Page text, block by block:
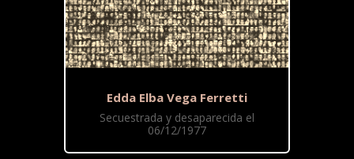
Edda Elba Vega Ferretti
Secuestrada y desaparecida el
06/12/1977